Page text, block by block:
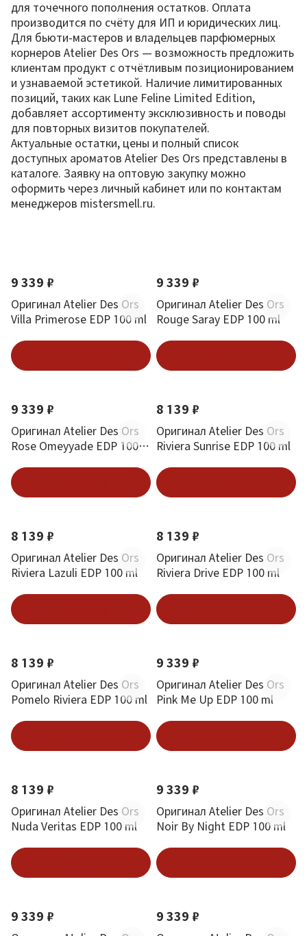
для точечного пополнения остатков. Оплата
производится по счёту для ИП и юридических лиц.
Для бьюти-мастеров и владельцев парфюмерных
корнеров Atelier Des Ors — возможность предложить
клиентам продукт с отчётливым позиционированием
и узнаваемой эстетикой. Наличие лимитированных
позиций, таких как Lune Feline Limited Edition,
добавляет ассортименту эксклюзивность и поводы
для повторных визитов покупателей.
Актуальные остатки, цены и полный список
доступных ароматов Atelier Des Ors представлены в
каталоге. Заявку на оптовую закупку можно
оформить через личный кабинет или по контактам
менеджеров mistersmell.ru.
9 339 ₽
Оригинал Atelier Des Ors
Villa Primerose EDP 100 ml
9 339 ₽
Оригинал Atelier Des Ors
Rouge Saray EDP 100 ml
9 339 ₽
Оригинал Atelier Des Ors
Rose Omeyyade EDP 100
8 139 ₽
Оригинал Atelier Des Ors
Riviera Sunrise EDP 100 ml
8 139 ₽
Оригинал Atelier Des Ors
Riviera Lazuli EDP 100 ml
8 139 ₽
Оригинал Atelier Des Ors
Riviera Drive EDP 100 ml
8 139 ₽
Оригинал Atelier Des Ors
Pomelo Riviera EDP 100 ml
9 339 ₽
Оригинал Atelier Des Ors
Pink Me Up EDP 100 ml
8 139 ₽
Оригинал Atelier Des Ors
Nuda Veritas EDP 100 ml
9 339 ₽
Оригинал Atelier Des Ors
Noir By Night EDP 100 ml
9 339 ₽ 9 339 ₽